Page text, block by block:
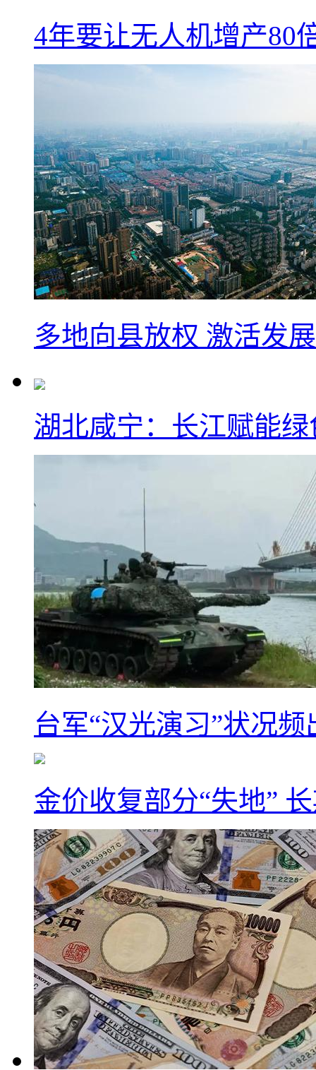
4年要让无人机增产80
多地向县放权 激活发
湖北咸宁：长江赋能
台军“汉光演习”状况
金价收复部分“失地”